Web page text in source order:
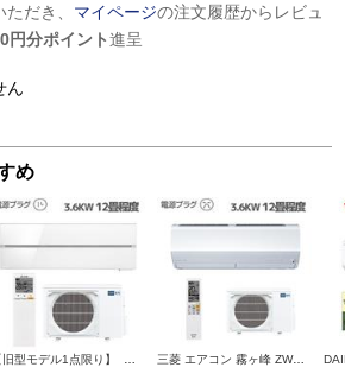
だき、 マイページの注文履歴からレビュ
円分ポイント進呈
ん
め
三菱 エアコン 霧ヶ峰 ZWシリーズ【主に12畳/3.6KW/200V/プレミアムモデル/2024年モデル】 MSZ-ZW3624S-ESET